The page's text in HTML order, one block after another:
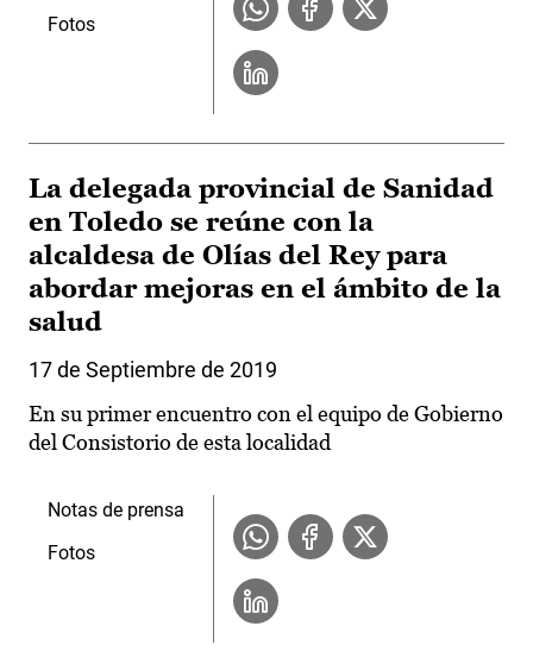
Fotos
La delegada provincial de Sanidad
en Toledo se reúne con la
alcaldesa de Olías del Rey para
abordar mejoras en el ámbito de la
salud
17 de Septiembre de 2019
En su primer encuentro con el equipo de Gobierno
del Consistorio de esta localidad
Notas de prensa
Fotos